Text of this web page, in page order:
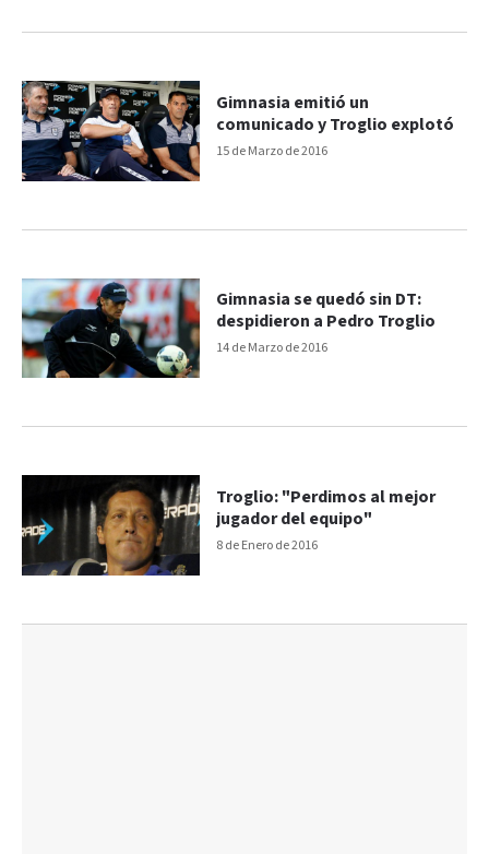
15 de Marzo de 2016
Gimnasia emitió un
comunicado y Troglio explotó
14 de Marzo de 2016
Gimnasia se quedó sin DT:
despidieron a Pedro Troglio
8 de Enero de 2016
Troglio: "Perdimos al mejor
jugador del equipo"